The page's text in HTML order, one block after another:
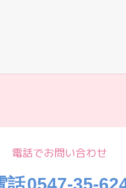
電話でお問い合わせ